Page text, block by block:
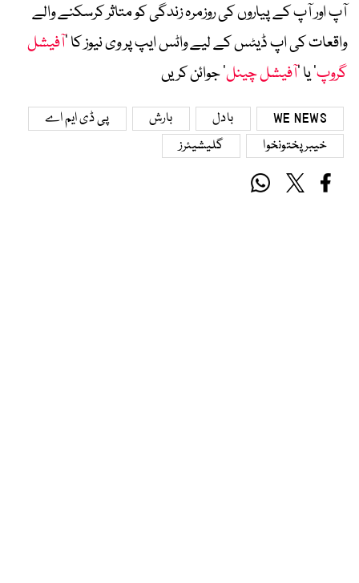
آپ اور آپ کے پیاروں کی روزمرہ زندگی کو متاثر کرسکنے والے
واقعات کی اپ ڈیٹس کے لیے واٹس ایپ پر وی نیوز کا ’آفیشل
گروپ‘ یا ’آفیشل چینل‘ جوائن کریں
WE NEWS بادل بارش
پی ڈی ایم اے
خیبرپختونخوا
گلیشیئرز